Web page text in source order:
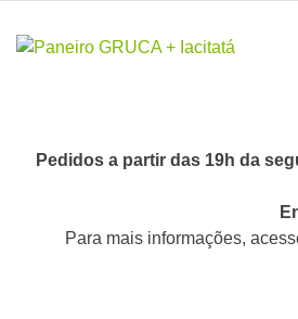
Pedidos a partir das 19h da
Para mais informações,